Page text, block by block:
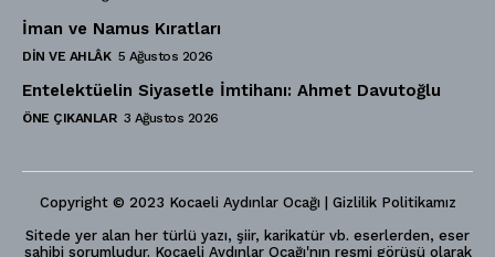
İman ve Namus Kıratları
DIN VE AHLÂK 5 Ağustos 2026
Entelektüelin Siyasetle İmtihanı: Ahmet Davutoğlu
ÖNE ÇIKANLAR 3 Ağustos 2026
Copyright © 2023 Kocaeli Aydınlar Ocağı | Gizlilik Politikamız
Sitede yer alan her türlü yazı, şiir, karikatür vb. eserlerden, eser
sahibi sorumludur. Kocaeli Aydınlar Ocağı'nın resmi görüşü olarak